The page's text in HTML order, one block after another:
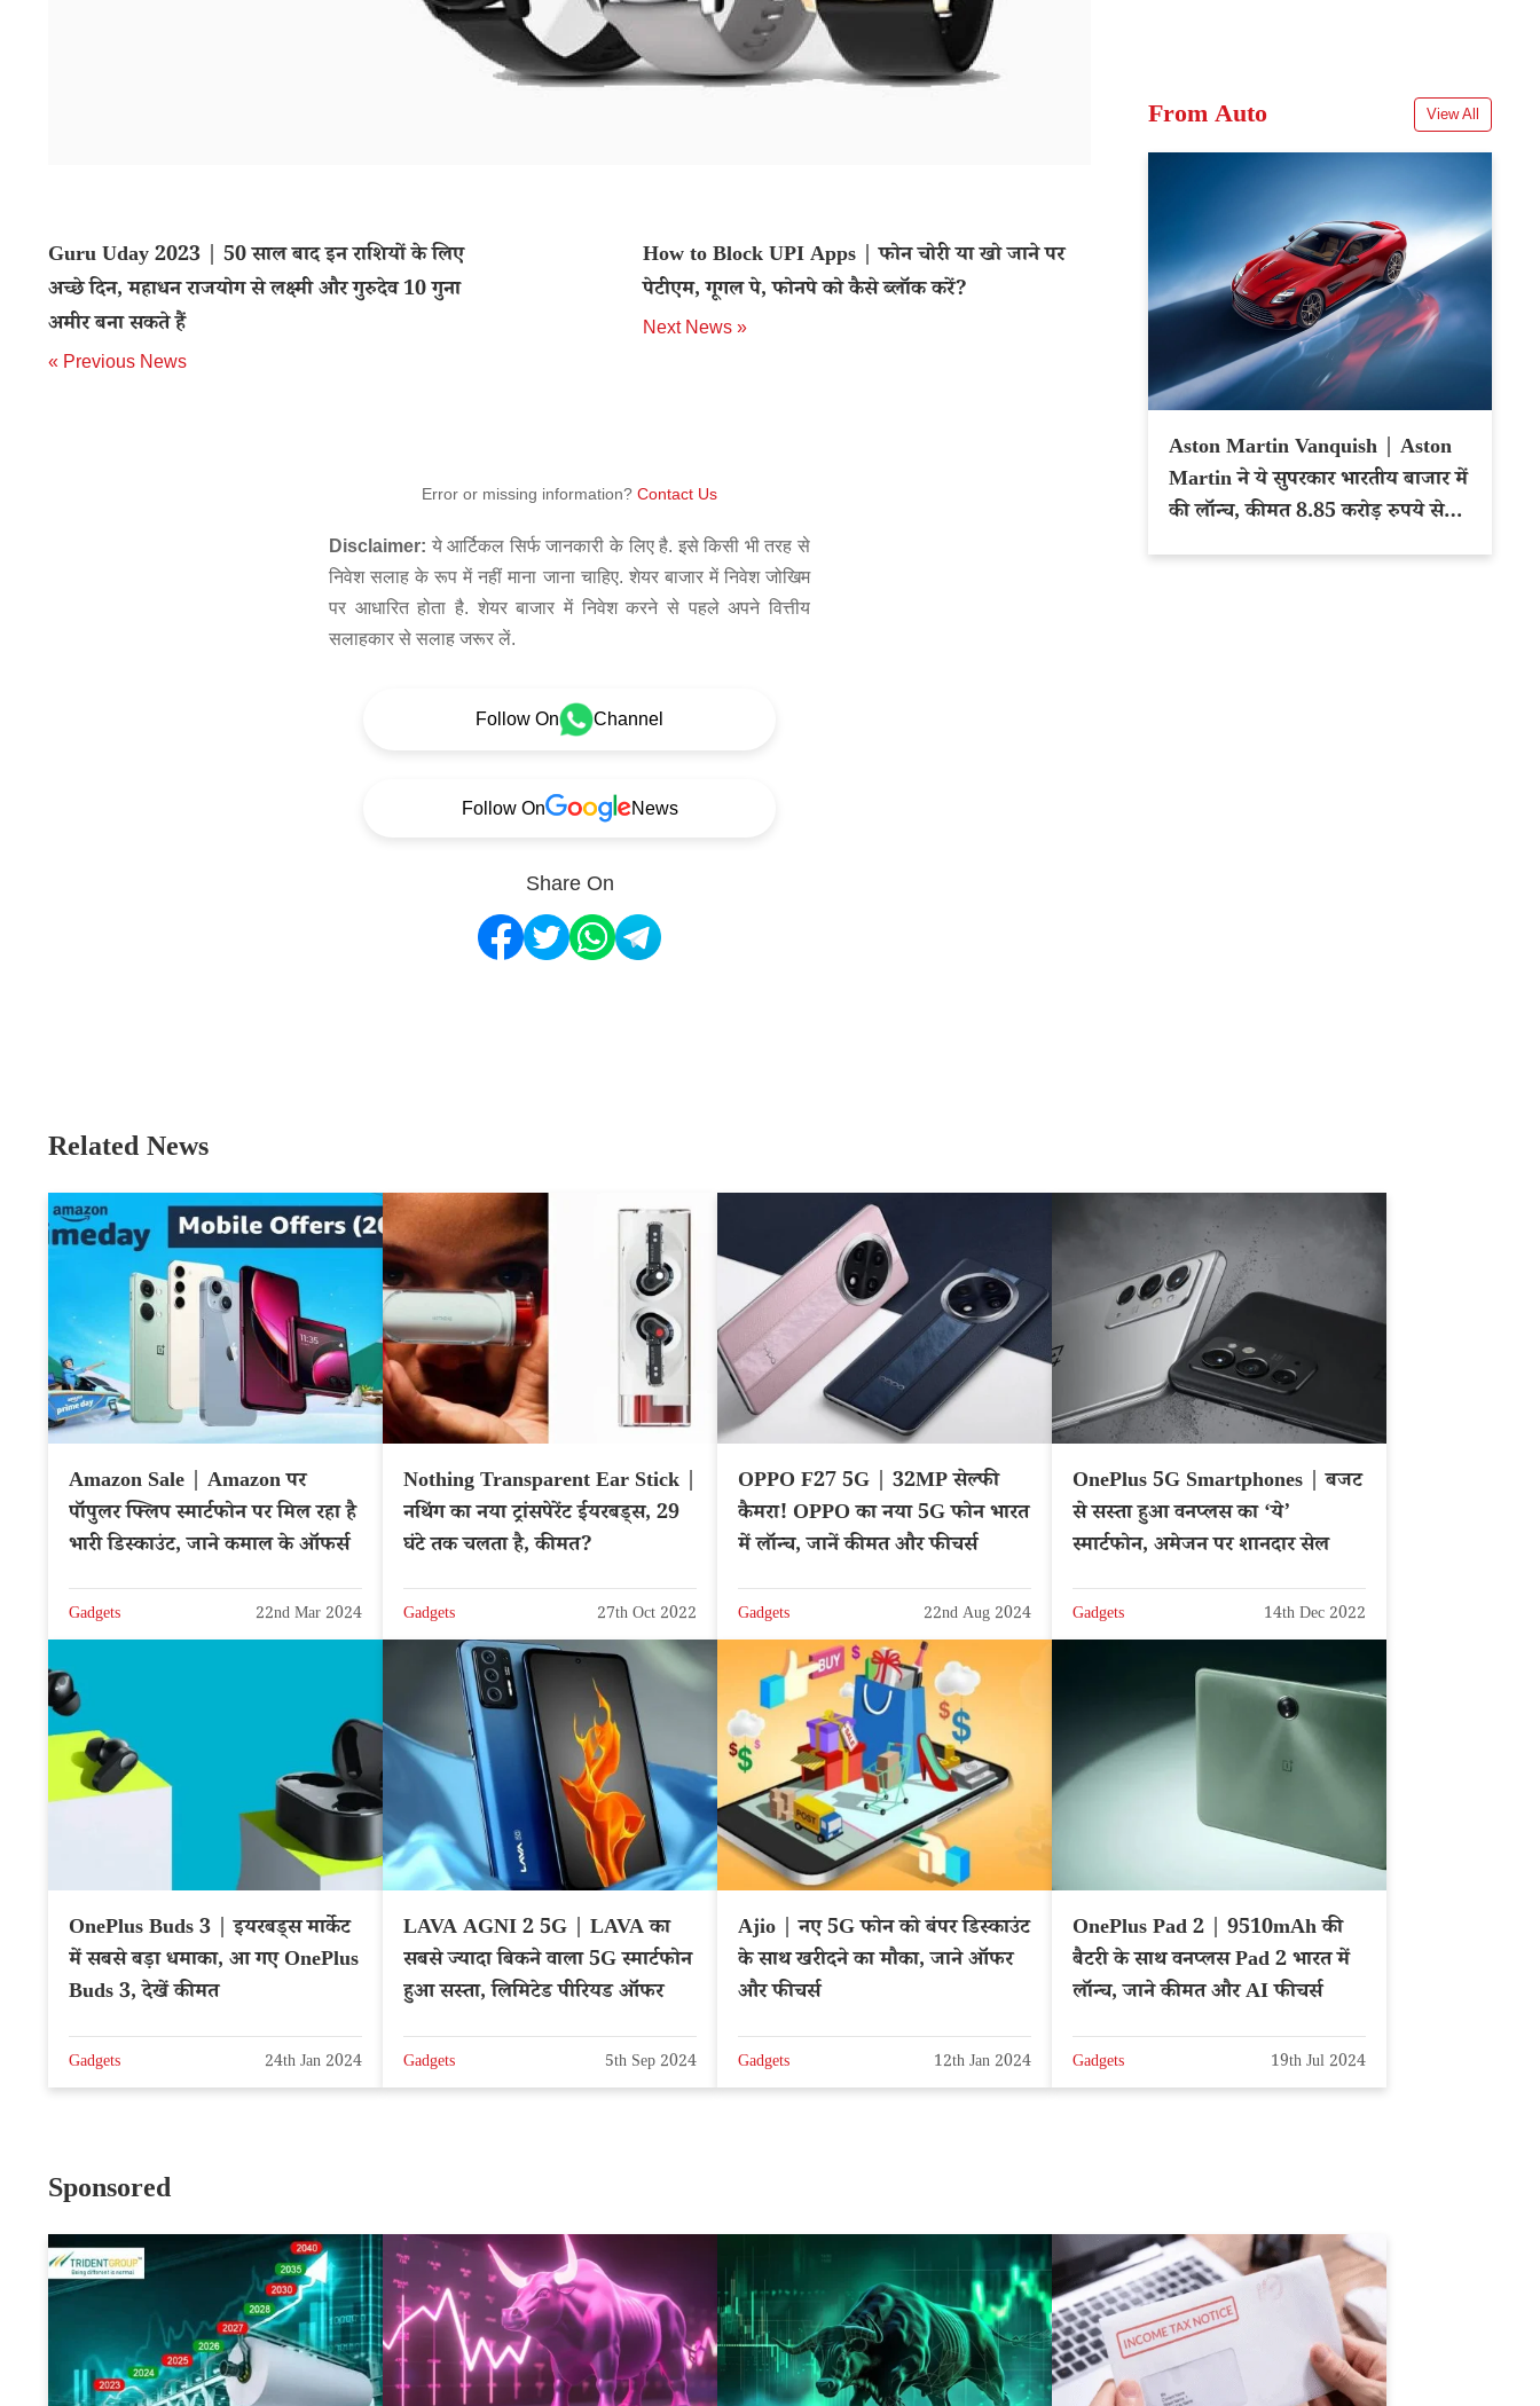
Guru Uday 2023 | 50 साल बाद इन राशियों के लिए
अच्छे दिन, महाधन राजयोग से लक्ष्मी और गुरुदेव 10 गुना
अमीर बना सकते हैं
« Previous News
How to Block UPI Apps | फोन चोरी या खो जाने पर
पेटीएम, गूगल पे, फोनपे को कैसे ब्लॉक करें?
Next News »
Error or missing information? Contact Us
Disclaimer: ये आर्टिकल सिर्फ जानकारी के लिए है. इसे किसी भी तरह से
निवेश सलाह के रूप में नहीं माना जाना चाहिए. शेयर बाजार में निवेश जोखिम
पर आधारित होता है. शेयर बाजार में निवेश करने से पहले अपने वित्तीय
सलाहकार से सलाह जरूर लें.
Follow On Channel
Follow On News
Share On
From Auto View All
Aston Martin Vanquish | Aston
Martin ने ये सुपरकार भारतीय बाजार में
की लॉन्च, कीमत 8.85 करोड़ रुपये से
Related News
Amazon Sale | Amazon पर
पॉपुलर फ्लिप स्मार्टफोन पर मिल रहा है
भारी डिस्काउंट, जाने कमाल के ऑफर्स
Gadgets 22nd Mar 2024
Nothing Transparent Ear Stick |
नथिंग का नया ट्रांसपेरेंट ईयरबड्स, 29
घंटे तक चलता है, कीमत?
Gadgets 27th Oct 2022
OPPO F27 5G | 32MP सेल्फी
कैमरा! OPPO का नया 5G फोन भारत
में लॉन्च, जानें कीमत और फीचर्स
Gadgets 22nd Aug 2024
OnePlus 5G Smartphones | बजट
से सस्ता हुआ वनप्लस का ‘ये’
स्मार्टफोन, अमेजन पर शानदार सेल
Gadgets 14th Dec 2022
OnePlus Buds 3 | इयरबड्स मार्केट
में सबसे बड़ा धमाका, आ गए OnePlus
Buds 3, देखें कीमत
Gadgets 24th Jan 2024
LAVA AGNI 2 5G | LAVA का
सबसे ज्यादा बिकने वाला 5G स्मार्टफोन
हुआ सस्ता, लिमिटेड पीरियड ऑफर
Gadgets 5th Sep 2024
Ajio | नए 5G फोन को बंपर डिस्काउंट
के साथ खरीदने का मौका, जाने ऑफर
और फीचर्स
Gadgets 12th Jan 2024
OnePlus Pad 2 | 9510mAh की
बैटरी के साथ वनप्लस Pad 2 भारत में
लॉन्च, जाने कीमत और AI फीचर्स
Gadgets 19th Jul 2024
Sponsored